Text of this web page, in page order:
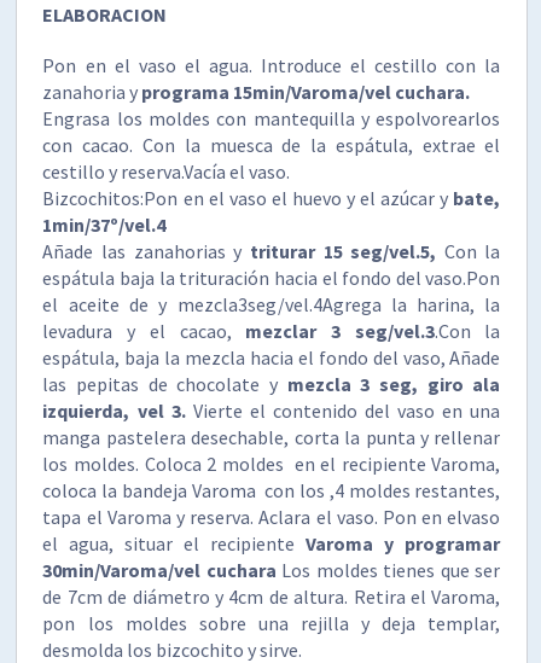
ELABORACION
Pon en el vaso el agua. Introduce el cestillo con la
zanahoria y programa 15min/Varoma/vel cuchara.
Engrasa los moldes con mantequilla y espolvorearlos
con cacao. Con la muesca de la espátula, extrae el
cestillo y reserva.Vacía el vaso.
Bizcochitos:Pon en el vaso el huevo y el azúcar y bate,
1min/37º/vel.4
Añade las zanahorias y triturar 15 seg/vel.5, Con la
espátula baja la trituración hacia el fondo del vaso.Pon
el aceite de y mezcla3seg/vel.4Agrega la harina, la
levadura y el cacao, mezclar 3 seg/vel.3.Con la
espátula, baja la mezcla hacia el fondo del vaso, Añade
las pepitas de chocolate y mezcla 3 seg, giro ala
izquierda, vel 3.Vierte el contenido del vaso en una
manga pastelera desechable, corta la punta y rellenar
los moldes. Coloca 2 moldes en el recipiente Varoma,
coloca la bandeja Varoma con los ,4 moldes restantes,
tapa el Varoma y reserva. Aclara el vaso. Pon en elvaso
el agua, situar el recipienteVaroma y programar
30min/Varoma/vel cuchara Los moldes tienes que ser
de 7cm de diámetro y 4cm de altura. Retira el Varoma,
pon los moldes sobre una rejilla y deja templar,
desmolda los bizcochito y sirve.